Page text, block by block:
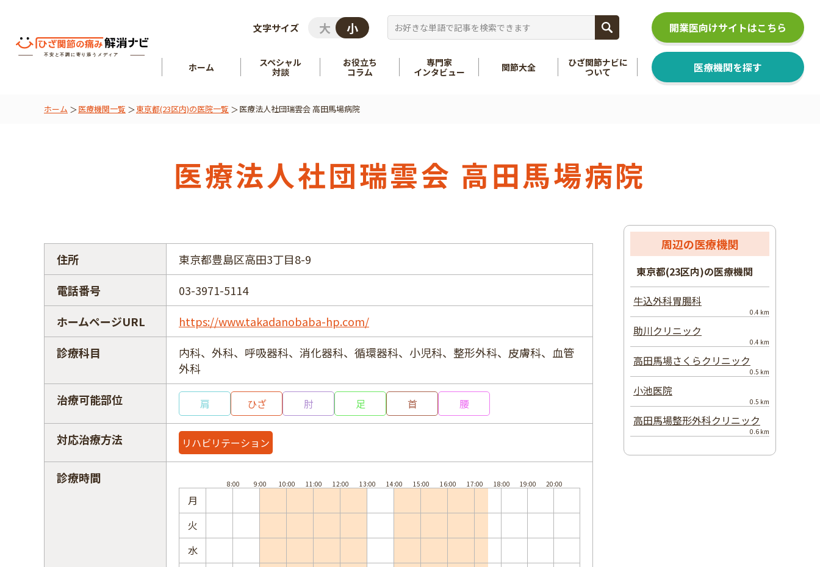
文字サイズ
ホーム
スペシャル
対談
お役立ち
コラム
専門家
インタビュー
関節大全
ひざ関節ナビに
ついて
医療機関を探す
開業医向けサイトはこちら
ホーム 医療機関一覧 東京都(23区内)の医院一覧 医療法人社団瑞雲会 高田馬場病院
医療法人社団瑞雲会 高田馬場病院
住所
東京都豊島区高田3丁目8-9
電話番号
03-3971-5114
ホームページURL
https://www.takadanobaba-hp.com/
診療科目
内科、外科、呼吸器科、消化器科、循環器科、小児科、整形外科、皮膚科、血管
外科
治療可能部位
肩 ひざ 肘 足 首 腰
対応治療方法 リハビリテーション
診療時間
月
火
水
周辺の医療機関
東京都(23区内)の医療機関
牛込外科胃腸科
0.4 km
助川クリニック
0.4 km
高田馬場さくらクリニック
0.5 km
小池医院
0.5 km
高田馬場整形外科クリニック
0.6 km